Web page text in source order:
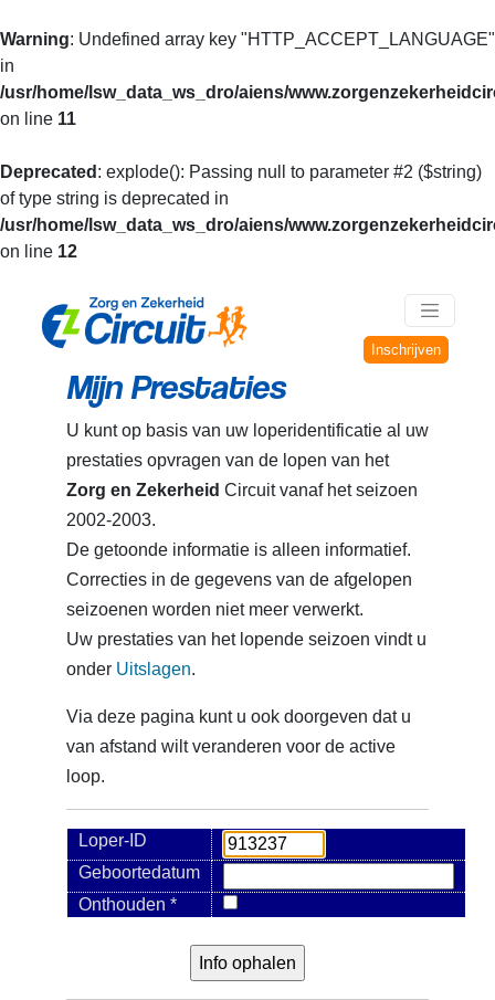
Warning: Undefined array key "HTTP_ACCEPT_LANGUAGE"
in
/usr/home/lsw_data_ws_dro/aiens/
on line 11
Deprecated : explode(): Passing null to parameter #2 ($string)
of type string is deprecated in
/usr/home/lsw_data_ws_dro/aiens/
on line 12
Inschrijven
Mijn Prestaties
U kunt op basis van uw loperidentificatie al uw
prestaties opvragen van de lopen van het
Zorg en Zekerheid Circuit vanaf het seizoen
2002-2003.
De getoonde informatie is alleen informatief.
Correcties in de gegevens van de afgelopen
seizoenen worden niet meer verwerkt.
Uw prestaties van het lopende seizoen vindt u
onder Uitslagen.
Via deze pagina kunt u ook doorgeven dat u
van afstand wilt veranderen voor de active
loop.
Loper-ID
Geboortedatum
Onthouden *